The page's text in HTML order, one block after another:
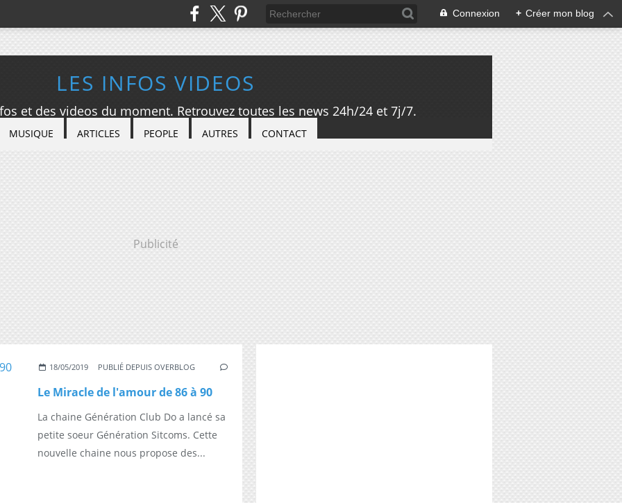
Connexion + Créer mon blog
LES INFOS VIDEOS
et des videos du moment. Retrouvez toutes les news 24h/24 et 7j/7.
MUSIQUE ARTICLES PEOPLE AUTRES CONTACT
Publicité
18/05/2019 PUBLIÉ DEPUIS OVERBLOG
Le Miracle de l'amour de 86 à 90
La chaine Génération Club Do a lancé sa
petite soeur Génération Sitcoms. Cette
nouvelle chaine nous propose des...